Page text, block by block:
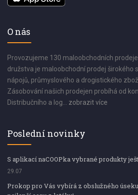
O nás
Provozujeme 130 maloobchodních
družstva je maloobchodní prodej širokého
nápojů, průmyslového a drogistického
Zásobování našich prodejen probíhá od
Distribučního a log... zobrazit více
Poslední novinky
S aplikací naCOOPka vybrané produkty
29.07
Prokop pro Vás vybírá z obslužného